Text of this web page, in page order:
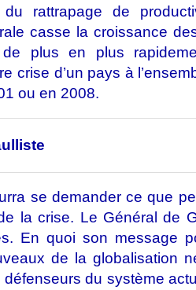
rattrapage de
casse la croissance
de plus en plus
crise d’un pays à
ou en 2008.
se demander ce que
la crise. Le Général de
En quoi son message
de la globalisation
du système